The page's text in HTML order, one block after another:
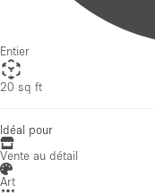
Entier
20 sq ft
Idéal pour
Vente au détail
Art